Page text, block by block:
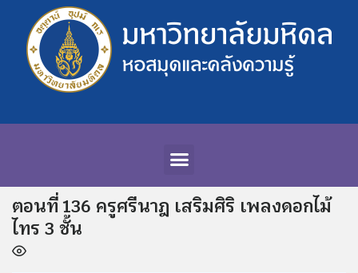
ตอนที่ 136 ครูศรีนาฎ เสริมศิริ เพลงดอกไม้
ไทร 3 ชั้น